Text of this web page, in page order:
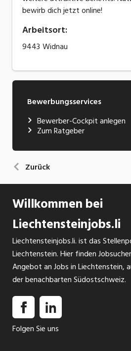
bewirb dich jetzt online!
Arbeitsort:
9443 Widnau
Bewerbungsservices
Bewerber-Cockpit anlegen
Zum Ratgeber
Zurück
Willkommen bei
Liechtensteinjobs.li
Liechtensteinjobs.li. ist das
Liechtenstein. Hier finden
Angebot an Jobs in Liechtenstein,
der benachbarten Südostschweiz.
Folgen Sie uns